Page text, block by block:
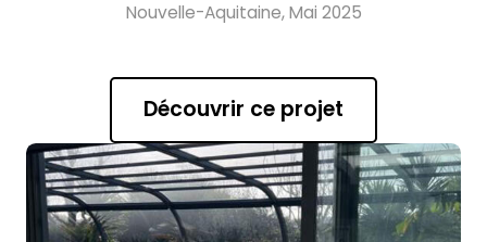
Nouvelle-Aquitaine, Mai 2025
Découvrir ce projet